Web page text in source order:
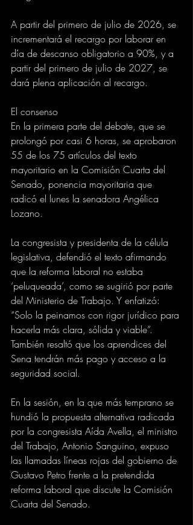
A partir del primero de julio de 2026, se
incrementará el recargo por laborar en
día de descanso obligatorio a 90%, y a
partir del primero de julio de 2027, se
dará plena aplicación al recargo.
El consenso
En la primera parte del debate, que se
prolongó por casi 6 horas, se aprobaron
55 de los 75 artículos del texto
mayoritario en la Comisión Cuarta del
Senado, ponencia mayoritaria que
radicó el lunes la senadora Angélica
Lozano.
La congresista y presidenta de la célula
legislativa, defendió el texto afirmando
que la reforma laboral no estaba
‘peluqueada’, como se sugirió por parte
del Ministerio de Trabajo. Y enfatizó:
“Solo la peinamos con rigor jurídico para
hacerla más clara, sólida y viable”.
También resaltó que los aprendices del
Sena tendrán más pago y acceso a la
seguridad social.
En la sesión, en la que más temprano se
hundió la propuesta alternativa radicada
por la congresista Aída Avella, el ministro
del Trabajo, Antonio Sanguino, expuso
las llamadas líneas rojas del gobierno de
Gustavo Petro frente a la pretendida
reforma laboral que discute la Comisión
Cuarta del Senado.